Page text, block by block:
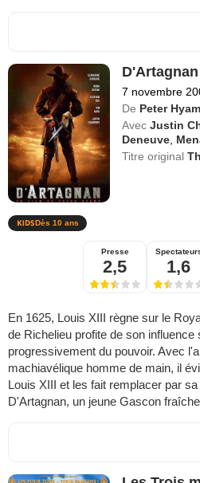
D'Artagnan
7 novembre
De Peter
Avec Justin
Deneuve
Titre original
Dès 10 ans
Presse
2,5 1,6
En 1625, Louis XIII règne sur le
de Richelieu profite de son
progressivement du pouvoir. Avec
machiavélique homme de main, il
Louis XIII et les fait remplacer par
D'Artagnan, un jeune Gascon